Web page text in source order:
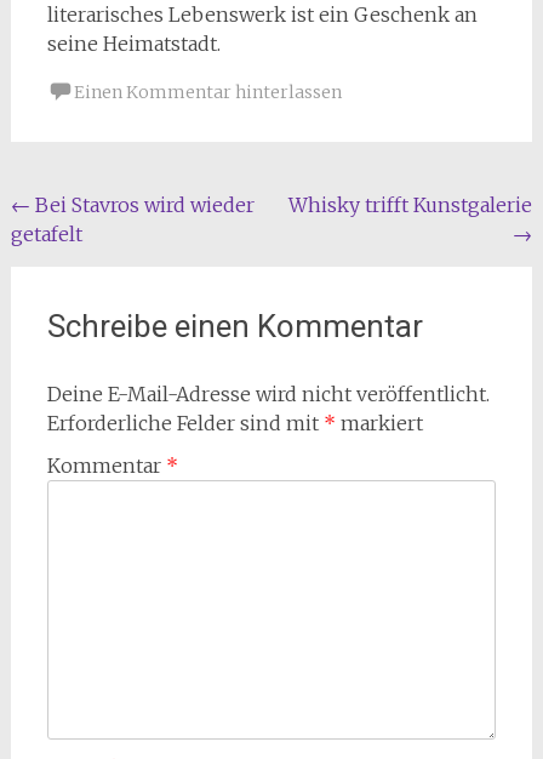
literarisches Lebenswerk ist ein Geschenk an
seine Heimatstadt.
Einen Kommentar hinterlassen
Beitragsnavigation
← Bei Stavros wird wieder
getafelt
Whisky trifft Kunstgalerie
→
Schreibe einen Kommentar
Deine E-Mail-Adresse wird nicht veröffentlicht.
Erforderliche Felder sind mit * markiert
Kommentar *